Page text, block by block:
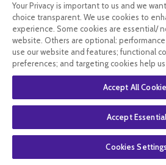
Vitall+
Performen
avec liboost
60 gélules
végetales
€
En stock
Your Privacy is important to us and we
choice transparent. We use cookies to
experience. Some cookies are essential/
website. Others are optional: performance
use our website and features; functional
preferences; and targeting cookies help
Accept All
Accept Essential
Cookies Settings